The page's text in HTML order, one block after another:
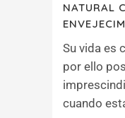
NATURAL
Su vida es
por ello
cuando